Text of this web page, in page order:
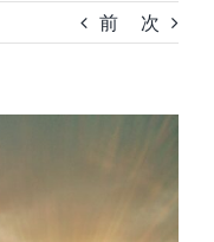
前 次